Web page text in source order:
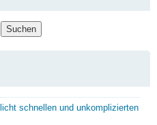
Suchen
schnellen und unkomplizierten